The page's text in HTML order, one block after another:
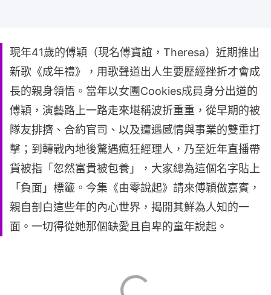
現年41歲的傅穎（現名傅寶誼，Theresa）近期推出
新歌《成年禮》，用歌聲道出人生要歷經挫折才會成
長的親身領悟。當年以女團Cookies成員身分出道的
傅穎，演藝路上一路走來堪稱波折重重，從早期的被
隊友排擠、合約官司、以及遭遇感情與事業的雙重打
擊；到轉戰內地後驚遇瘋狂經理人，乃至近年直播帶
貨被指「忽然富貴被包養」，大家總為這個名字貼上
「負面」標籤。今集《由零說起》請來傅穎做嘉賓，
親自剖白這些年的內心世界，揭開其鮮為人知的一
面。一切得從她那個缺愛且自卑的童年說起。